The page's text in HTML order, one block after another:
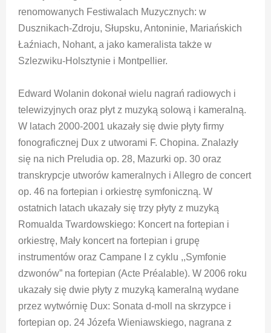
renomowanych Festiwalach Muzycznych: w
Dusznikach-Zdroju, Słupsku, Antoninie, Mariańskich
Łaźniach, Nohant, a jako kameralista także w
Szlezwiku-Holsztynie i Montpellier.
Edward Wolanin dokonał wielu nagrań radiowych i
telewizyjnych oraz płyt z muzyką solową i kameralną.
W latach 2000-2001 ukazały się dwie płyty firmy
fonograficznej Dux z utworami F. Chopina. Znalazły
się na nich Preludia op. 28, Mazurki op. 30 oraz
transkrypcje utworów kameralnych i Allegro de concert
op. 46 na fortepian i orkiestrę symfoniczną. W
ostatnich latach ukazały się trzy płyty z muzyką
Romualda Twardowskiego: Koncert na fortepian i
orkiestrę, Mały koncert na fortepian i grupę
instrumentów oraz Campane I z cyklu ,,Symfonie
dzwonów” na fortepian (Acte Préalable). W 2006 roku
ukazały się dwie płyty z muzyką kameralną wydane
przez wytwórnię Dux: Sonata d-moll na skrzypce i
fortepian op. 24 Józefa Wieniawskiego, nagrana z